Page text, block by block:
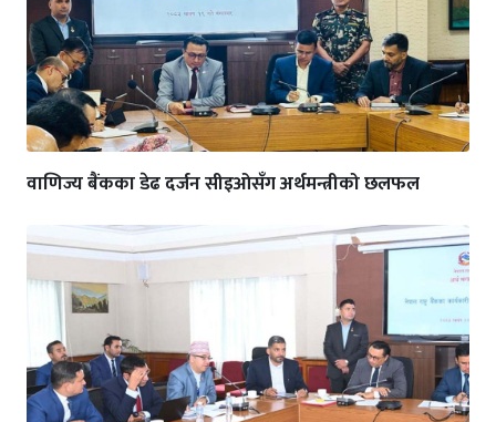
वाणिज्य बैंकका डेढ दर्जन सीइओसँग अर्थमन्त्रीको छलफल